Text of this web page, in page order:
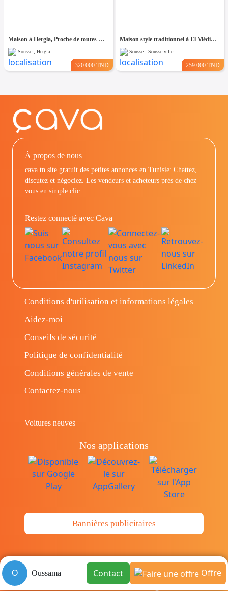
Maison à Hergla, Proche de toutes Commodités
Sousse , Hergla
320.000 TND
Maison style traditionnel à El Médina Sousse
Sousse , Sousse ville
259.000 TND
O Oussama Contact Offre
À propos de nous
cava.tn site gratuit des petites annonces en Tunisie: Chattez,
discutez et négociez. Les vendeurs et acheteurs prés de chez
vous en simple clic.
Restez connecté avec Cava
Conditions d'utilisation et informations légales
Aidez-moi
Conseils de sécurité
Politique de confidentialité
Conditions générales de vente
Contactez-nous
Voitures neuves
Nos applications
Bannières publicitaires
© Copyright 2014-2026 Cava.tn Limited Tous
les droits sont réservés.